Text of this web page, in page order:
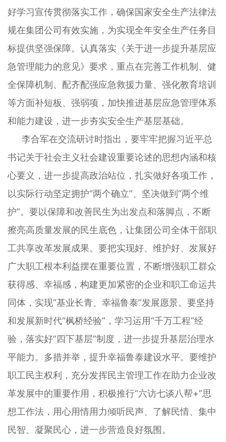
好学习宣传贯彻落实工作，确保国家安全生产法律法
规在集团公司有效实施，为实现全年安全生产任务目
标提供坚强保障。认真落实《关于进一步提升基层应
急管理能力的意见》要求，重点在完善工作机制、健
全保障机制、配齐配强应急救援力量、强化教育培训
等方面补短板、强弱项，加快推进基层应急管理体系
和能力建设，进一步夯实安全生产基层基础。
李合军在交流研讨时指出，要牢牢把握习近平总
书记关于社会主义社会建设重要论述的思想内涵和核
心要义，进一步提高政治站位，扎实做好各项工作，
以实际行动坚定拥护“两个确立”、坚决做到“两个维
护”。要以保障和改善民生为出发点和落脚点，不断
擦亮高质量发展的民生底色，让集团公司全体干部职
工共享改革发展成果。要把实现好、维护好、发展好
广大职工根本利益摆在重要位置，不断增强职工群众
获得感、幸福感，构建更加紧密的企业和职工命运共
同体，实现“基业长青、幸福鲁泰”发展愿景。要坚持
和发展新时代“枫桥经验”，学习运用“千万工程”经
验，落实好“四下基层”制度，进一步提升基层治理水
平能力。多措并举，提升幸福鲁泰建设水平。要维护
职工民主权利，充分发挥民主管理工作在助力企业改
革发展中的重要作用，积极推行“六访七谈八帮+”思
想工作法，用心用情用力倾听民声、了解民情、集中
民智、凝聚民心，进一步营造良好氛围。